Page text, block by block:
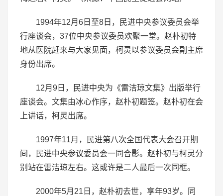
1994年12月6日至8日，民进中央参议委员会举
行座谈会，37位中央参议委员欢聚一堂。赵朴初特
地从医院赶来与大家见面，柯灵以参议委员会副主席
身份出席。
12月9日，民进中央为《雷洁琼文集》出版举行
座谈会。文集由冰心作序，赵朴初题签。赵朴初在会
上讲话，柯灵出席。
1997年11月，民进第八次全国代表大会召开期
间，民进中央参议委员会一同合影。赵朴初与柯灵分
别站在雷洁琼左右。这或许是二人最后一次同框。
2000年5月21日，赵朴初去世，享年93岁。同